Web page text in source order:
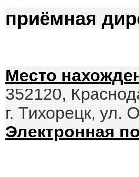
приёмная
Место
352120,
г. Тихорецк, ул.
Электронная